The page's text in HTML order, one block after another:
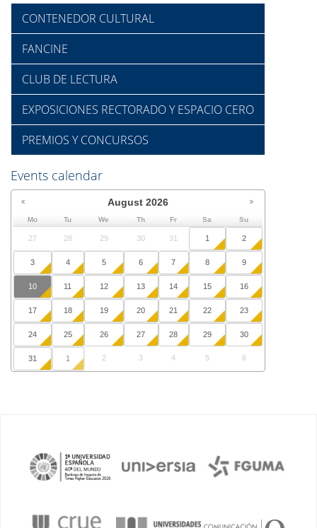
CONTENEDOR CULTURAL
FANCINE
CLUB DE LECTURA
EXPOSICIONES RECTORADO Y ESPACIO CERO
PREMIOS Y CONCURSOS
Events calendar
August 2026
Mo Tu We Th Fr Sa Su
27 28 29 30 31 1 2
3 4 5 6 7 8 9
10 11 12 13 14 15 16
17 18 19 20 21 22 23
24 25 26 27 28 29 30
31 1 2 3 4 5 6